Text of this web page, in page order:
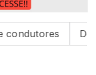
Defesa